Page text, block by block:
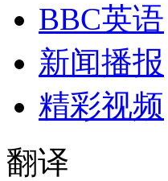
BBC英语
新闻播报
精彩视频
翻译